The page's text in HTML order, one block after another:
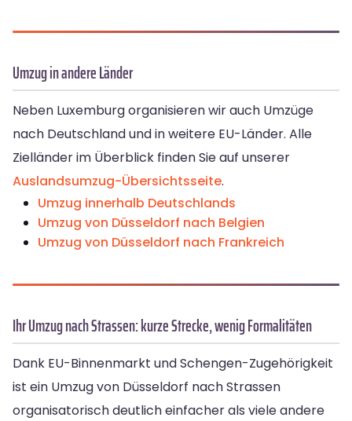
Umzug in andere Länder
Neben Luxemburg organisieren wir auch Umzüge
nach Deutschland und in weitere EU-Länder. Alle
Zielländer im Überblick finden Sie auf unserer
Auslandsumzug-Übersichtsseite.
Umzug innerhalb Deutschlands
Umzug von Düsseldorf nach Belgien
Umzug von Düsseldorf nach Frankreich
Ihr Umzug nach Strassen: kurze Strecke, wenig Formalitäten
Dank EU-Binnenmarkt und Schengen-Zugehörigkeit
ist ein Umzug von Düsseldorf nach Strassen
organisatorisch deutlich einfacher als viele andere